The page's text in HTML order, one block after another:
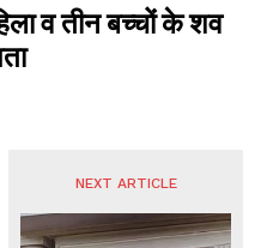
व तीन बच्चों के शव
NEXT ARTICLE